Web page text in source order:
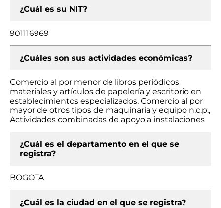
¿Cuál es su NIT?
901116969
¿Cuáles son sus actividades económicas?
Comercio al por menor de libros periódicos
materiales y artículos de papelería y escritorio en
establecimientos especializados, Comercio al por
mayor de otros tipos de maquinaria y equipo n.c.p.,
Actividades combinadas de apoyo a instalaciones
¿Cuál es el departamento en el que se
registra?
BOGOTA
¿Cuál es la ciudad en el que se registra?